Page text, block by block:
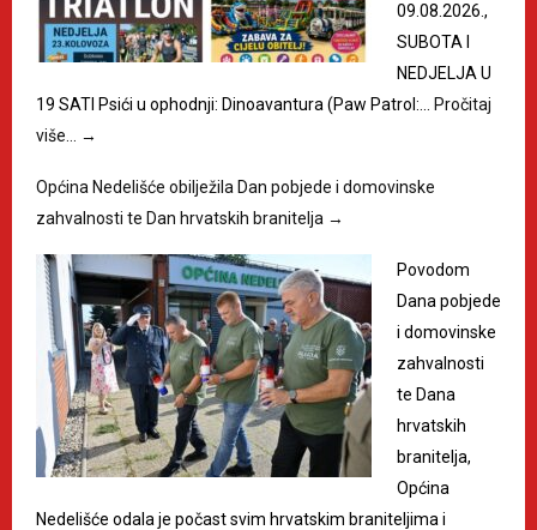
09.08.2026.,
SUBOTA I
NEDJELJA U
19 SATI Psići u ophodnji: Dinoavantura (Paw Patrol:…
Pročitaj
više…
→
Općina Nedelišće obilježila Dan pobjede i domovinske
zahvalnosti te Dan hrvatskih branitelja →
Povodom
Dana pobjede
i domovinske
zahvalnosti
te Dana
hrvatskih
branitelja,
Općina
Nedelišće odala je počast svim hrvatskim braniteljima i